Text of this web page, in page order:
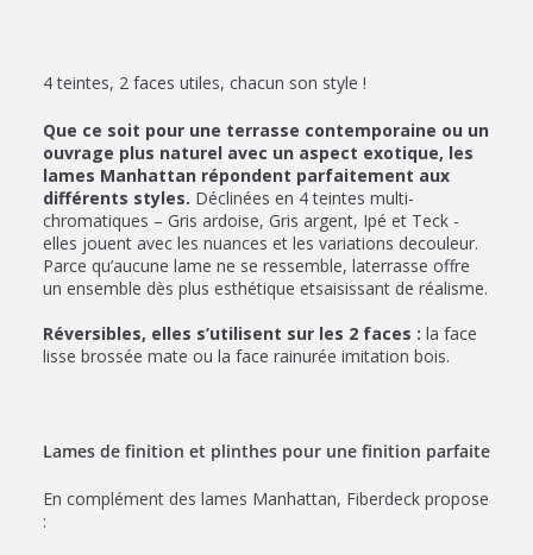
4 teintes, 2 faces utiles, chacun son style !
Que ce soit pour une terrasse contemporaine ou un
ouvrage plus naturel avec un aspect exotique, les
lames Manhattan répondent parfaitement aux
différents styles. Déclinées en 4 teintes multi-
chromatiques – Gris ardoise, Gris argent, Ipé et Teck -
elles jouent avec les nuances et les variations decouleur.
Parce qu’aucune lame ne se ressemble, laterrasse offre
un ensemble dès plus esthétique etsaisissant de réalisme.
Réversibles, elles s’utilisent sur les 2 faces : la face
lisse brossée mate ou la face rainurée imitation bois.
Lames de finition et plinthes pour une finition parfaite
En complément des lames Manhattan, Fiberdeck propose
: